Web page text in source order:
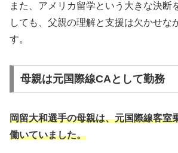
また、アメリカ留学という大きな決断
しても、父親の理解と支援は欠かせな
す。
母親は元国際線CAとして勤務
岡留大和選手の母親は、元国際線客室
働いていました。